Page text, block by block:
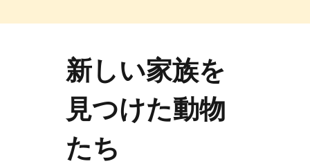
新しい家族を
見つけた動物
たち